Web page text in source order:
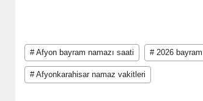
# Afyon bayram namazı saati # 2026
# Afyonkarahisar namaz vakitleri